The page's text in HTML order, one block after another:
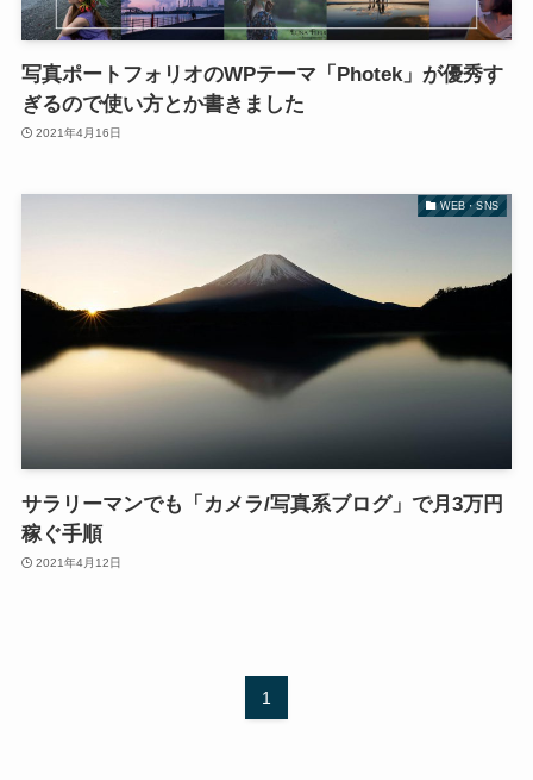
写真ポートフォリオのWPテーマ「Photek」が優秀す
ぎるので使い方とか書きました
2021年4月16日
WEB・SNS
サラリーマンでも「カメラ/写真系ブログ」で月3万円
稼ぐ手順
2021年4月12日
1